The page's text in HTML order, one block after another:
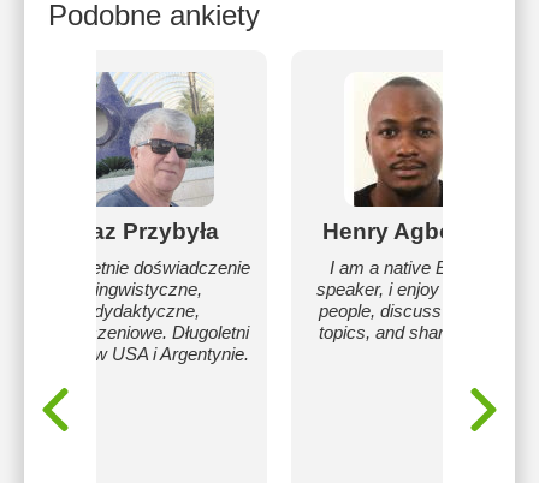
Podobne ankiety
Kaz Przybyła
Wieloletnie doświadczenie
lingwistyczne,
dydaktyczne,
tłumaczeniowe. Długoletni
pobyt w USA i Argentynie.
Henry Agbodike
I am a native English
speaker, i enjoy meeting
people, discuss several
topics, and share ideas.